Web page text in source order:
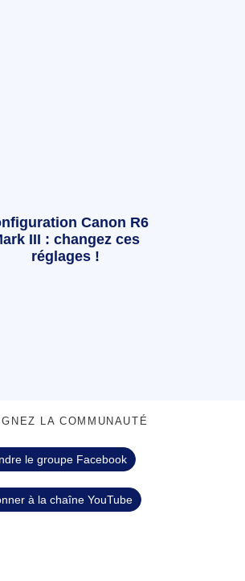
Canon R6
III : changez ces
réglages !
LA COMMUNAUTÉ
le groupe Facebook
à la chaîne YouTube